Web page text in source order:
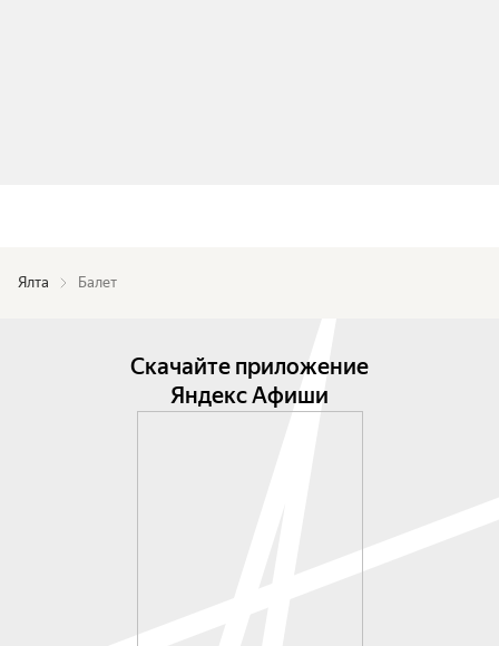
Ялта Балет
Скачайте приложение
Яндекс Афиши